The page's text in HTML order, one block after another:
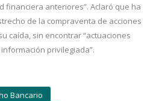
financiera anteriores”. Aclaró que ha
de la compraventa de acciones
caída, sin encontrar “actuaciones
privilegiada”.
Bancario